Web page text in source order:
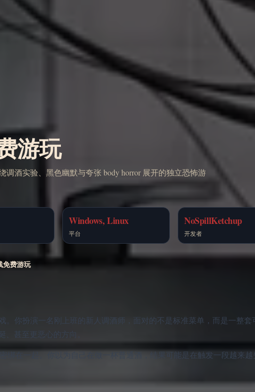
游玩
酒实验、黑色幽默与夸张 body horror 展开的独立恐怖游
Windows, Linux
平台
NoSpillKetchup
开发者
免费游玩
。你扮演一名刚上班的新人调酒师，面对的不是标准菜单，而是一整套
甚至更恶心的方向。
绑在一起。你以为自己在做一杯普通酒，结果可能是在触发一段越来